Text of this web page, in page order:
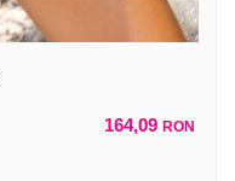
164,09 RON